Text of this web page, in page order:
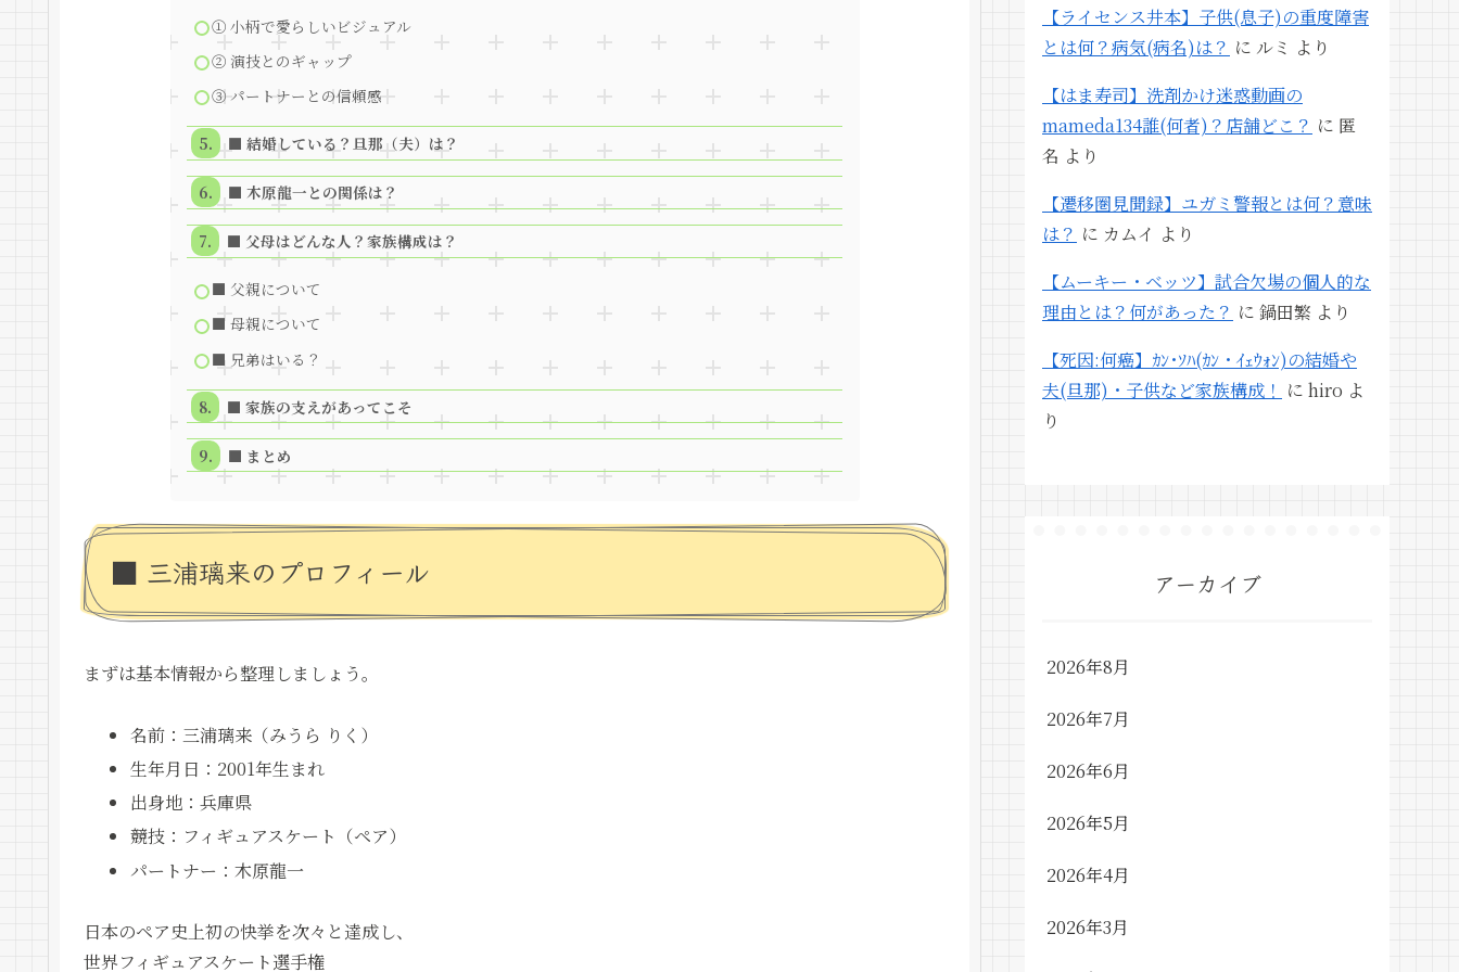
① 小柄で愛らしいビジュアル
② 演技とのギャップ
③ パートナーとの信頼感
■ 結婚している？旦那（夫）は？
■ 木原龍一との関係は？
■ 父母はどんな人？家族構成は？
■ 父親について
■ 母親について
■ 兄弟はいる？
■ 家族の支えがあってこそ
■ まとめ
■ 三浦璃来のプロフィール
まずは基本情報から整理しましょう。
名前：三浦璃来（みうら りく）
生年月日：2001年生まれ
出身地：兵庫県
競技：フィギュアスケート（ペア）
パートナー：木原龍一
日本のペア史上初の快挙を次々と達成し、
世界フィギュアスケート選手権
【ライセンス井本】子供(息子)の重度障害
とは何？病気(病名)は？ に ルミ より
【はま寿司】洗剤かけ迷惑動画の
mameda134誰(何者)？店舗どこ？ に 匿
名 より
【遷移圏見聞録】ユガミ警報とは何？意味
は？ に カムイ より
【ムーキー・ベッツ】試合欠場の個人的な
理由とは？何があった？ に 鍋田繁 より
【死因:何癌】ｶﾝ･ｿﾊ(ｶﾝ・ｲｪｳｫﾝ)の結婚や
夫(旦那)・子供など家族構成！ に hiro よ
り
アーカイブ
2026年8月
2026年7月
2026年6月
2026年5月
2026年4月
2026年3月